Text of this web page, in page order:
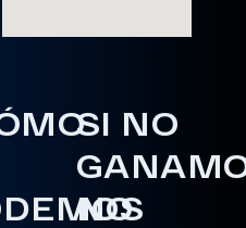
SI NO
NO